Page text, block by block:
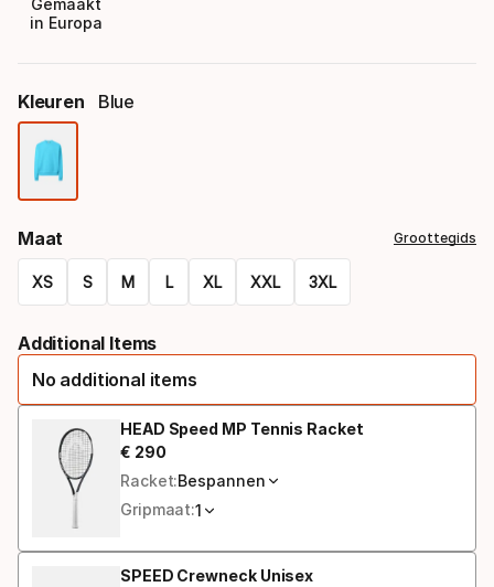
in Europa
Kleuren Blue
Maat Groottegids
XS S M L XL XXL 3XL
optie
Additional Items
No additional items
HEAD Speed MP Tennis Racket
€ 290
Eindprijs
Racket:Bespannen
Gripmaat:1
SPEED Crewneck Unisex